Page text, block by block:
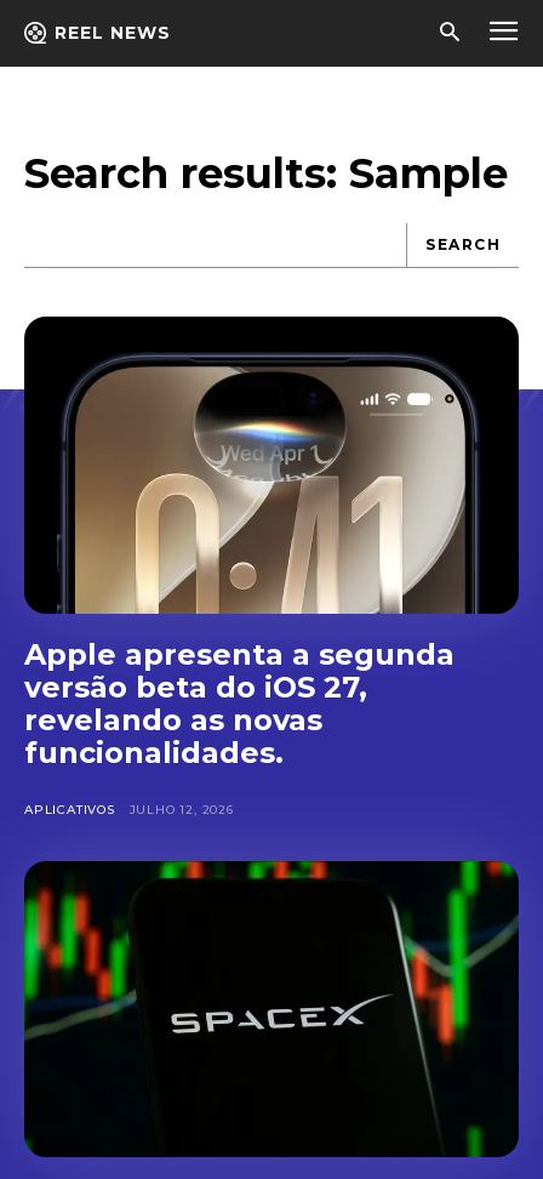
REEL NEWS
Search results: Sample
SEARCH
Apple apresenta a segunda
versão beta do iOS 27,
revelando as novas
funcionalidades.
APLICATIVOS JULHO 12, 2026